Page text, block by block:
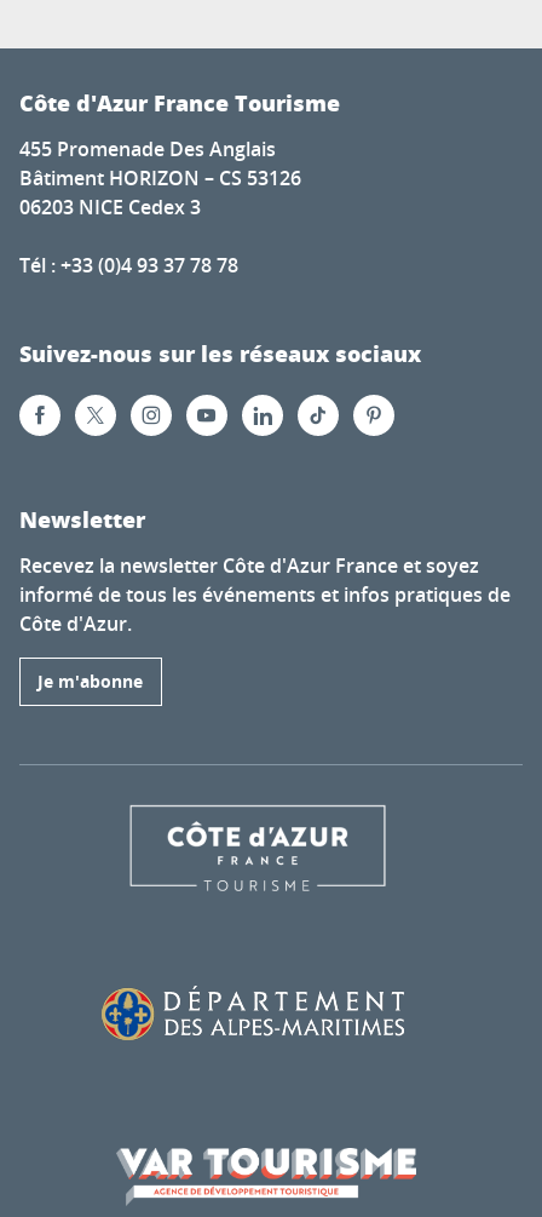
Côte d'Azur France Tourisme
455 Promenade Des Anglais
Bâtiment HORIZON – CS 53126
06203 NICE Cedex 3
Tél : +33 (0)4 93 37 78 78
Suivez-nous sur les réseaux sociaux
Newsletter
Recevez la newsletter Côte d'Azur France et soyez
informé de tous les événements et infos pratiques de
Côte d'Azur.
Je m'abonne